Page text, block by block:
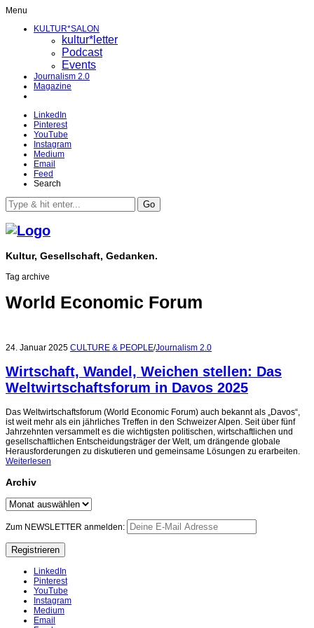
Menu
KULTUR*SALON
kultur*letter
Podcast
Events
Journalism 2.0
Magazine
LinkedIn
Pinterest
YouTube
Instagram
Medium
Email
Feed
Search
Go
Kultur, Gesellschaft, Gedanken.
Tag archive
World Economic Forum
24. Januar 2025 CULTURE & PEOPLE/Journalism 2.0
Wirtschaft, Wandel, Weichen stellen: Das
Weltwirtschaftsforum in Davos 2025
Das Weltwirtschaftsforum (World Economic Forum) auch bekannt als „Davos“,
ist weit mehr als ein jährliches Treffen in den Schweizer Alpen. Seit über fünf
Jahrzehnten versammelt es die wichtigsten politischen, wirtschaftlichen und
gesellschaftlichen Entscheidungsträger der Welt, um drängende globale
Herausforderungen zu diskutieren und gemeinsame Lösungen zu erarbeiten.
Weiterlesen
Archiv
Archiv
Zum NEWSLETTER anmelden:
LinkedIn
Pinterest
YouTube
Instagram
Medium
Email